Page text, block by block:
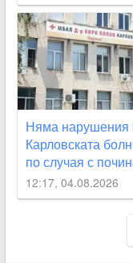
Няма нарушения
Карловската
по случая с
бебе
12:17, 04.08.2026